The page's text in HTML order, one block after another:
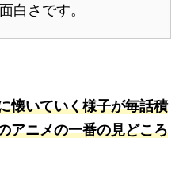
白さです。
懐いていく様子が毎話積
アニメの一番の見どころ